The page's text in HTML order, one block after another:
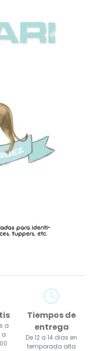
a
a
Tiempos de
entrega
De 12 a 14 dias en
temporada alta